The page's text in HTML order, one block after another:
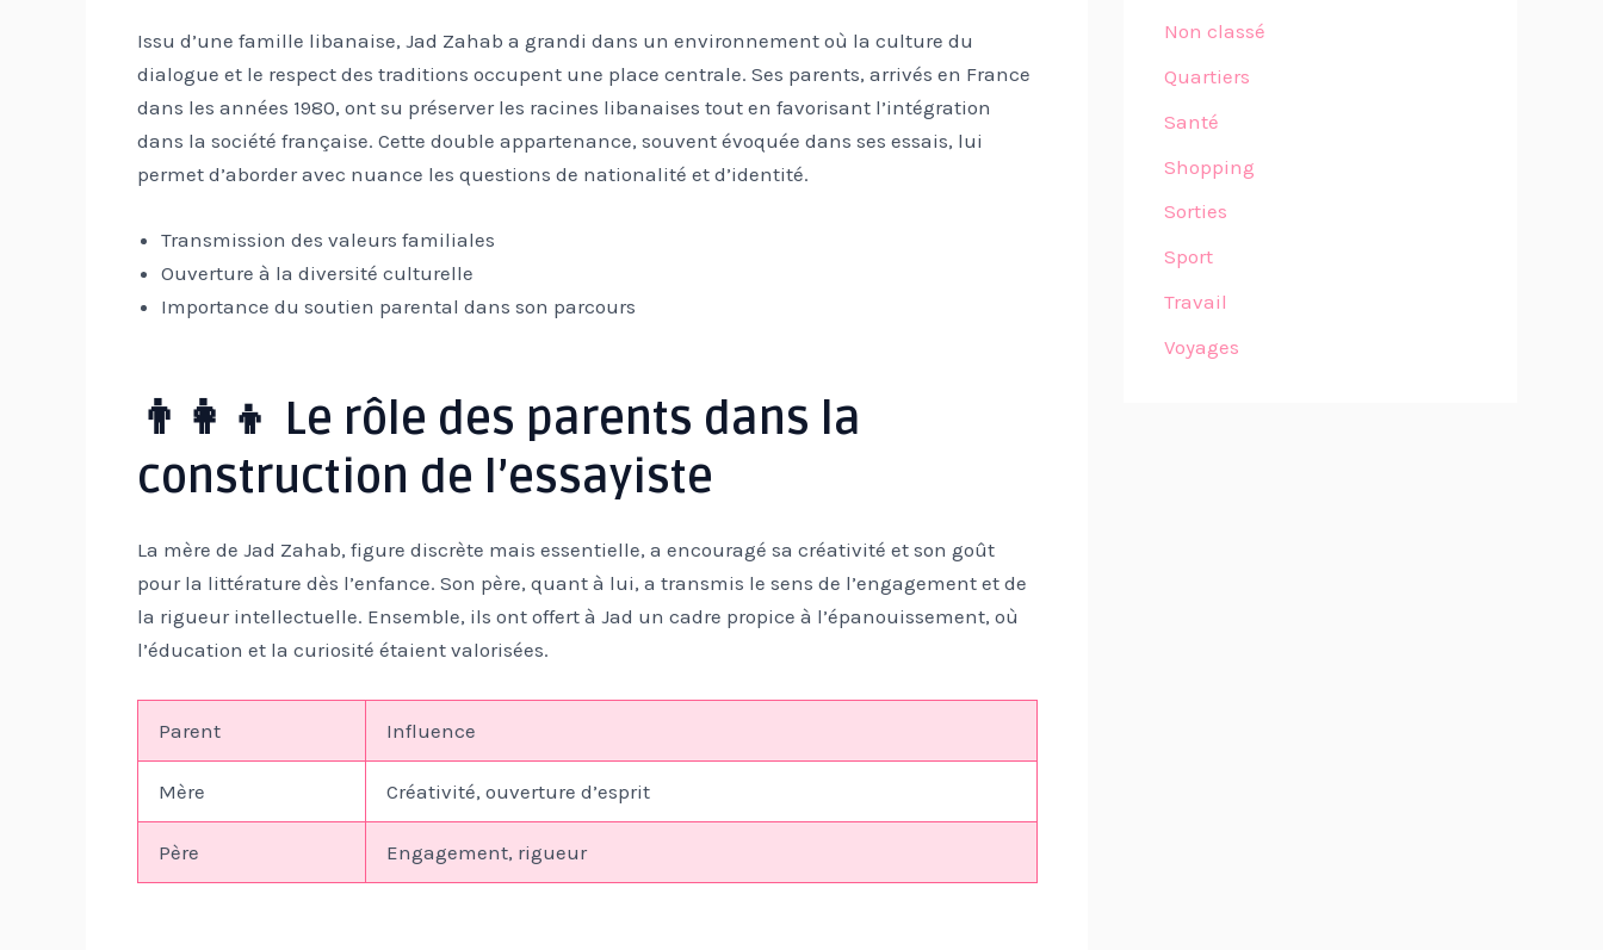
Issu d’une famille libanaise, Jad Zahab a grandi dans un environnement où la culture du
dialogue et le respect des traditions occupent une place centrale. Ses parents, arrivés en France
dans les années 1980, ont su préserver les racines libanaises tout en favorisant l’intégration
dans la société française. Cette double appartenance, souvent évoquée dans ses essais, lui
permet d’aborder avec nuance les questions de nationalité et d’identité.
Transmission des valeurs familiales
Ouverture à la diversité culturelle
Importance du soutien parental dans son parcours
👨‍👩‍👦 Le rôle des parents dans la
construction de l’essayiste
La mère de Jad Zahab, figure discrète mais essentielle, a encouragé sa créativité et son goût
pour la littérature dès l’enfance. Son père, quant à lui, a transmis le sens de l’engagement et de
la rigueur intellectuelle. Ensemble, ils ont offert à Jad un cadre propice à l’épanouissement, où
l’éducation et la curiosité étaient valorisées.
Parent Influence
Mère Créativité, ouverture d’esprit
Père Engagement, rigueur
Non classé
Quartiers
Santé
Shopping
Sorties
Sport
Travail
Voyages